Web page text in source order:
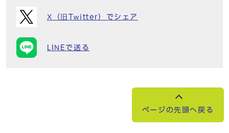
X（旧Twitter）でシェア
LINEで送る
ページの先頭へ戻る